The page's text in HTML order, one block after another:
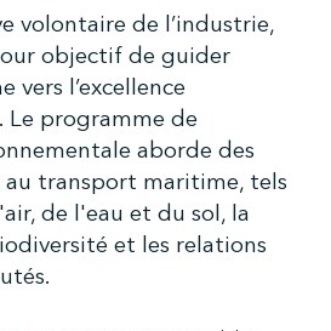
volontaire de l’industrie,
objectif de guider
vers l’excellence
Le programme de
aborde des
au transport maritime, tels
de l'eau et du sol, la
et les relations